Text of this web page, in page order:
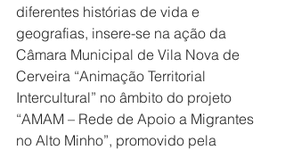
diferentes histórias de vida e
geografias, insere-se na ação da
Câmara Municipal de Vila Nova de
Cerveira “Animação Territorial
Intercultural” no âmbito do projeto
“AMAM – Rede de Apoio a Migrantes
no Alto Minho”, promovido pela